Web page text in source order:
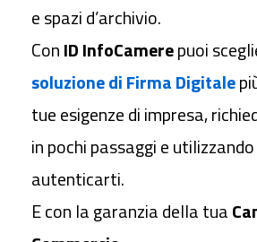
e spazi d’archivio.
ConID InfoCamerepuoi
soluzione di Firma Digitale
tue esigenze di impresa,
in pochi passaggi e
autenticarti.
E con la garanzia della tua